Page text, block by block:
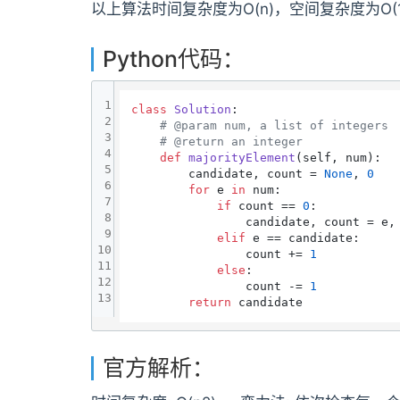
以上算法时间复杂度为O(n)，空间复杂度为
Python代码：
class Solution :
# @param num, a list of integers
# @return an integer
def majorityElement ( self, num):
        candidate, count =
None , 0
for e in num:
if count == 0 :
                candidate, count = e,
elif e == candidate:
                count +=
1
else :
                count -=
1
return
1
2
3
4
5
6
7
8
9
10
11
12
13
官方解析：